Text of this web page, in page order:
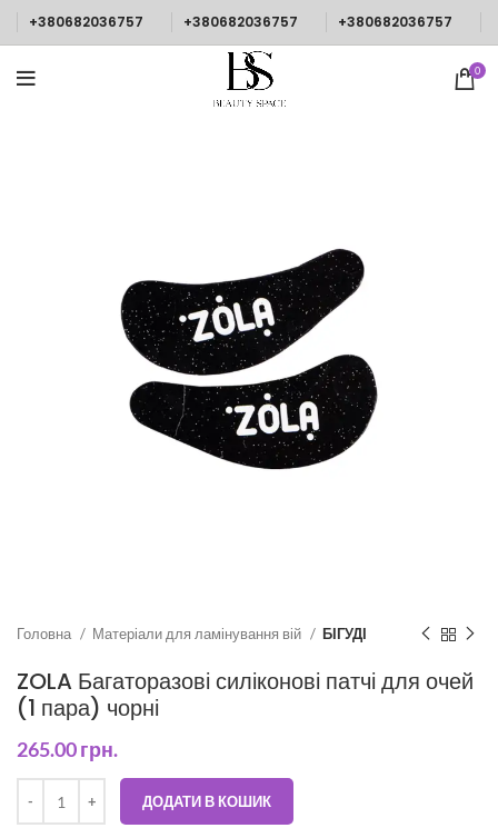
+380682036757 +380682036757 +380682036757
0
Головна Матеріали для ламінування вій БІГУДІ
ZOLA Багаторазові силіконові патчі для очей
(1 пара) чорні
265.00грн.
ДОДАТИ В КОШИК